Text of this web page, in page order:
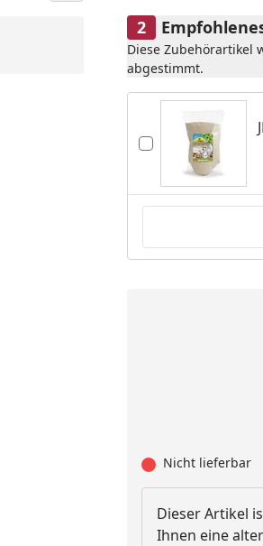
Diese Zubehörartikel
abgestimmt.
Nicht lieferbar
Dieser Artikel
Ihnen eine